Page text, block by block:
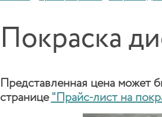
Покраска
Представленная цена может
странице "Прайс-лист на